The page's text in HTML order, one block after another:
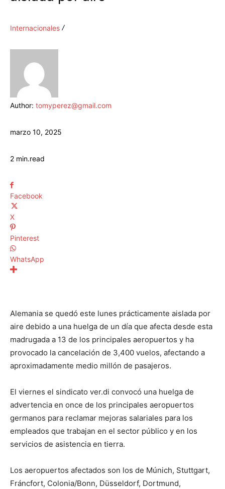
Internacionales
Author: tomyperez@gmail.com
marzo 10, 2025
2 min.read
Facebook
X
Pinterest
WhatsApp
Alemania se quedó este lunes prácticamente aislada por
aire debido a una huelga de un día que afecta desde esta
madrugada a 13 de los principales aeropuertos y ha
provocado la cancelación de 3,400 vuelos, afectando a
aproximadamente medio millón de pasajeros.
El viernes el sindicato ver.di convocó una huelga de
advertencia en once de los principales aeropuertos
germanos para reclamar mejoras salariales para los
empleados que trabajan en el sector público y en los
servicios de asistencia en tierra.
Los aeropuertos afectados son los de Múnich, Stuttgart,
Fráncfort, Colonia/Bonn, Düsseldorf, Dortmund,